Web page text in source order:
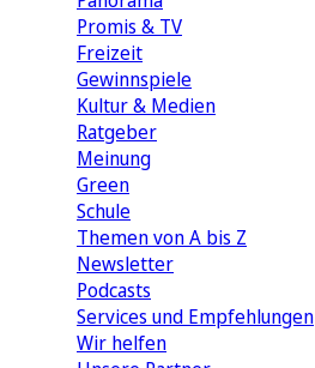
Promis & TV
Freizeit
Gewinnspiele
Kultur & Medien
Ratgeber
Meinung
Green
Schule
Themen von A bis Z
Newsletter
Podcasts
Services und Empfehlungen
Wir helfen